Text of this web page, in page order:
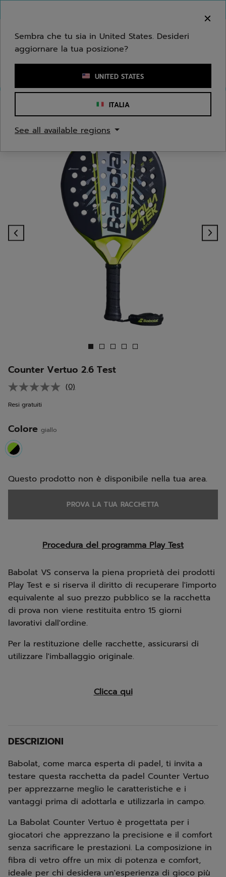
Inserisci una parola chiave o il numero di un articolo
Counter Vertuo 2.6 Test
Nessuna
(0)
Resi gratuiti
Colore giallo
selected
Questo prodotto non è disponibile nella tua area.
PROVA LA TUA RACCHETTA
Procedura del programma Play Test
Babolat VS conserva la piena proprietà dei prodotti
Play Test e si riserva il diritto di recuperare l'importo
equivalente al suo prezzo pubblico se la racchetta
di prova non viene restituita entro 15 giorni
lavorativi dall'ordine.
Per la restituzione delle racchette, assicurarsi di
utilizzare l'imballaggio originale.
Clicca qui
DESCRIZIONI
Babolat, come marca esperta di padel, ti invita a
testare questa racchetta da padel Counter Vertuo
per apprezzarne meglio le caratteristiche e i
vantaggi prima di adottarla e utilizzarla in campo.
La Babolat Counter Vertuo è progettata per i
giocatori che apprezzano la precisione e il comfort
senza sacrificare le prestazioni. La composizione in
fibra di vetro offre un mix di potenza e comfort,
ideale per chi desidera un'esperienza di gioco più
Sembra che tu sia in United States. Desideri
aggiornare la tua posizione?
UNITED STATES
ITALIA
See all available regions